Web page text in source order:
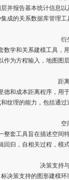
并报告基本统计信息
成的关系数据库管理
衍
数学和关系建模工具，
作为方程输入，地图图
距
和成本距离程序，用
纹理的能力，包括通过
空
整套工具旨在描述空间
归，自相关过程，模
决策支持
决策支持的图形建模